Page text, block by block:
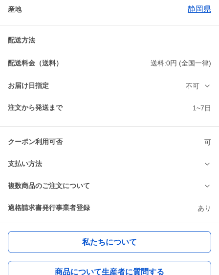
産地 静岡県
配送方法
配送料金（送料） 送料:0円 (全国一律)
お届け日指定 不可
注文から発送まで 1~7日
クーポン利用可否 可
支払い方法
複数商品のご注文について
適格請求書発行事業者登録 あり
私たちについて
商品について生産者に質問する